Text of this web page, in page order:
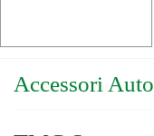
Accessori Auto